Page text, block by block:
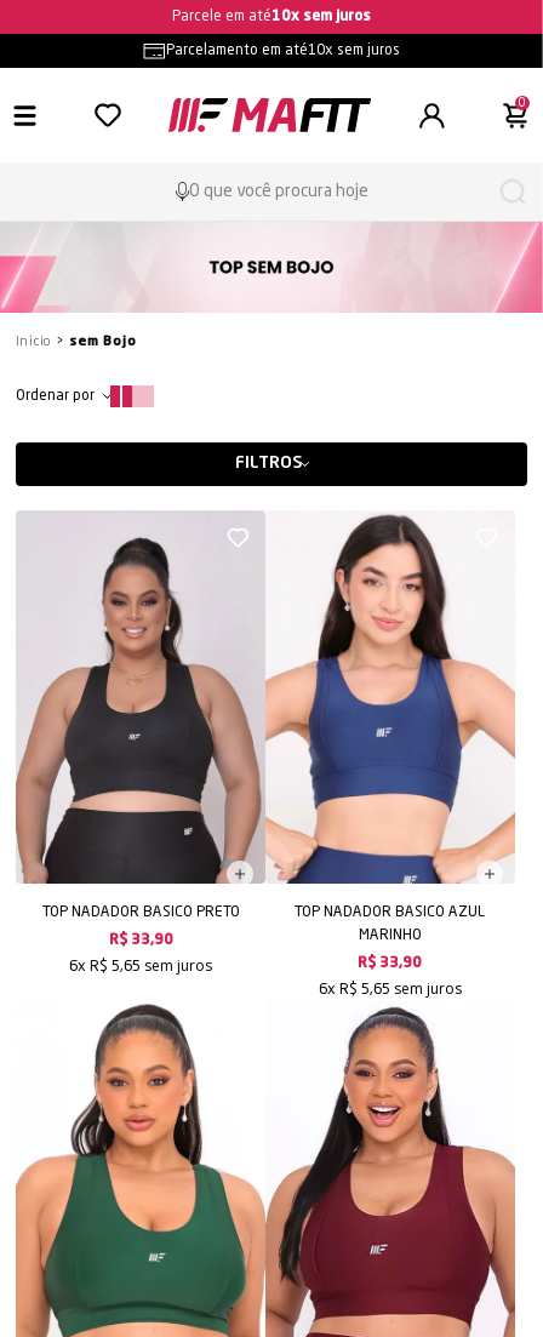
Parcele em até10x sem juros
Parcelamento em até10x sem juros
0
Início sem Bojo
Ordenar por
FILTROS
TOP NADADOR BASICO PRETO
R$ 33,90
6x R$ 5,65 sem juros
TOP NADADOR BASICO AZUL
MARINHO
R$ 33,90
6x R$ 5,65 sem juros